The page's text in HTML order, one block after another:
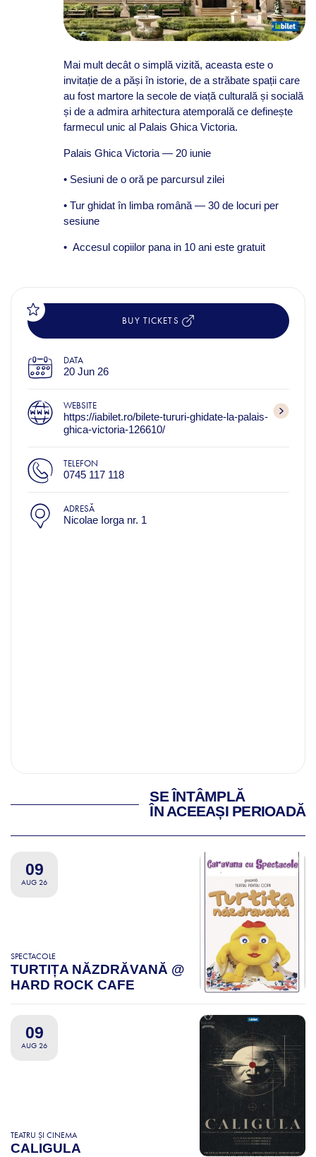
Mai mult decât o simplă vizită, aceasta este o
invitație de a păși în istorie, de a străbate spații care
au fost martore la secole de viață culturală și socială
și de a admira arhitectura atemporală ce definește
farmecul unic al Palais Ghica Victoria.
Palais Ghica Victoria — 20 iunie
• Sesiuni de o oră pe parcursul zilei
• Tur ghidat în limba română — 30 de locuri per
sesiune
• Accesul copiilor pana in 10 ani este gratuit
BUY TICKETS
DATA
20 Jun 26
WEBSITE
https://iabilet.ro/bilete-tururi-ghidate-la-palais-
ghica-victoria-126610/
TELEFON
0745 117 118
ADRESĂ
Nicolae Iorga nr. 1
SE ÎNTÂMPLĂ
ÎN ACEEAȘI PERIOADĂ
09
AUG 26
SPECTACOLE
TURTIȚA NĂZDRĂVANĂ @
HARD ROCK CAFE
09
AUG 26
TEATRU ȘI CINEMA
CALIGULA